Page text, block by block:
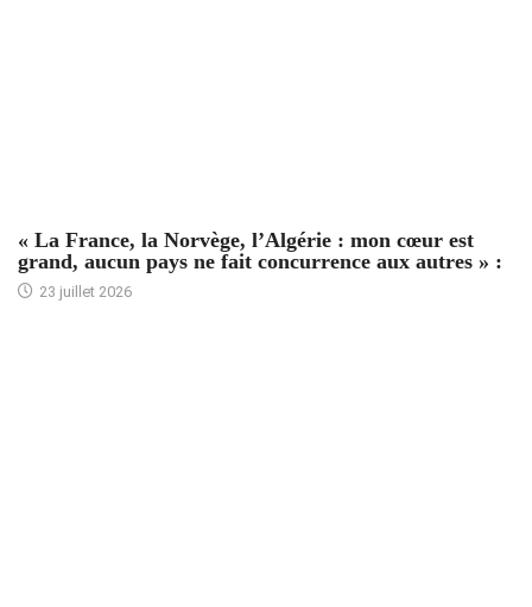
« La France, la Norvège, l’Algérie : mon cœur est
grand, aucun pays ne fait concurrence aux autres » :
23 juillet 2026